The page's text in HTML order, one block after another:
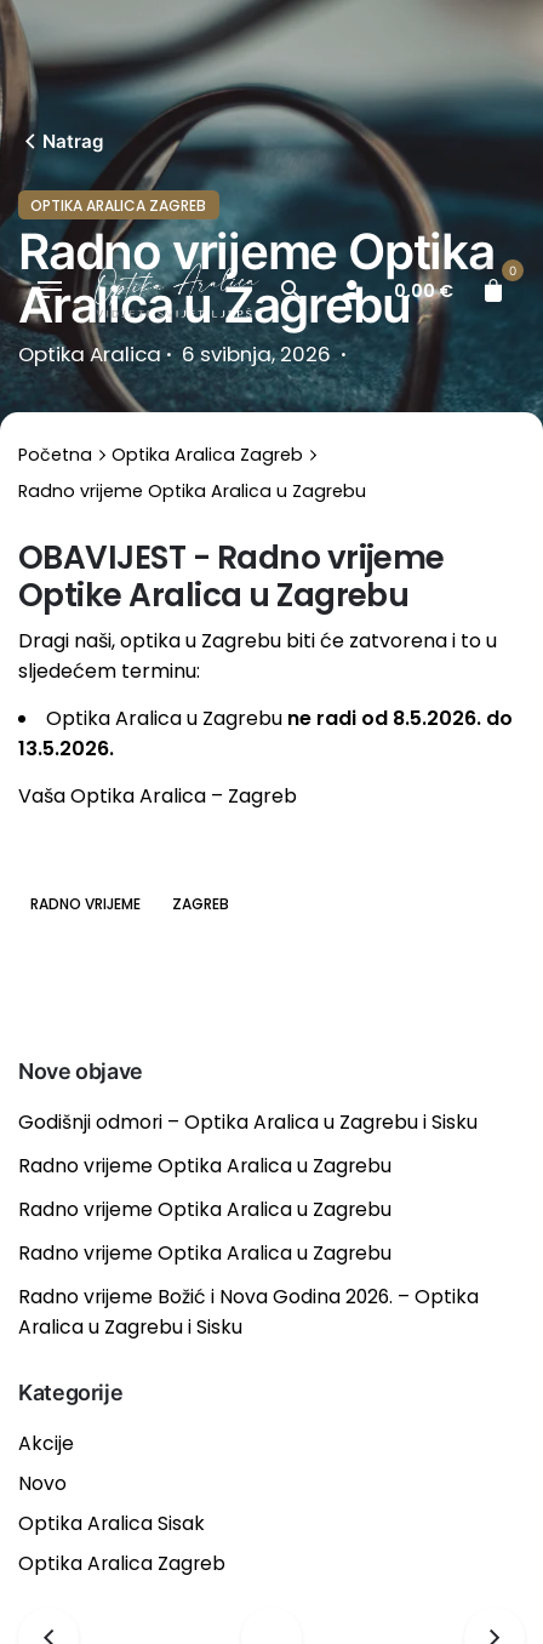
Skip
to
content
0,00€
0
Natrag
OPTIKA ARALICA ZAGREB
Radno vrijeme Optika
Aralica u Zagrebu
Optika Aralica 6 svibnja, 2026
Početna
Optika Aralica Zagreb
Radno vrijeme Optika Aralica u Zagrebu
OBAVIJEST - Radno vrijeme
Optike Aralica u Zagrebu
Dragi naši, optika u Zagrebu biti će zatvorena i to u
sljedećem terminu:
Optika Aralica u Zagrebu ne radi od 8.5.2026. do
13.5.2026.
Vaša Optika Aralica – Zagreb
RADNO VRIJEME ZAGREB
Nove objave
Godišnji odmori – Optika Aralica u Zagrebu i Sisku
Radno vrijeme Optika Aralica u Zagrebu
Radno vrijeme Optika Aralica u Zagrebu
Radno vrijeme Optika Aralica u Zagrebu
Radno vrijeme Božić i Nova Godina 2026. – Optika
Aralica u Zagrebu i Sisku
Kategorije
Akcije
Novo
Optika Aralica Sisak
Optika Aralica Zagreb